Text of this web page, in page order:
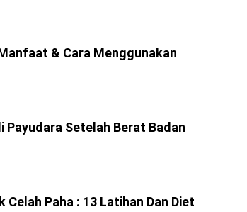
& Cara Menggunakan
Payudara Setelah Berat Badan
Paha : 13 Latihan Dan Diet